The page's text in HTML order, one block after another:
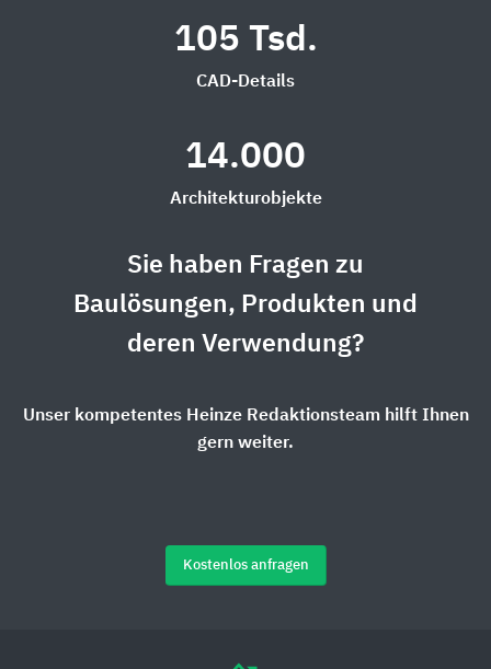
105 Tsd.
CAD-Details
14.000
Architekturobjekte
Sie haben Fragen zu
Baulösungen, Produkten und
deren Verwendung?
Unser kompetentes Heinze Redaktionsteam hilft Ihnen
gern weiter.
Kostenlos anfragen